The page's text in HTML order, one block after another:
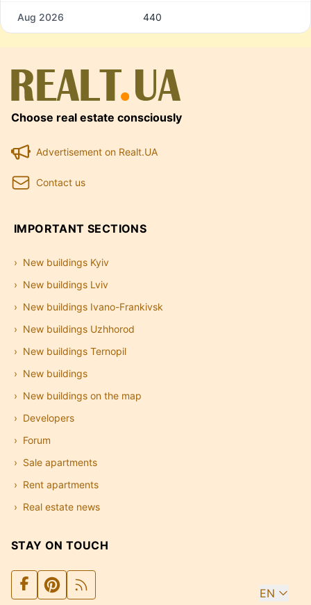
Aug 2026 440
Choose real estate consciously
Advertisement on Realt.UA
Contact us
IMPORTANT SECTIONS
New buildings Kyiv
New buildings Lviv
New buildings Ivano-Frankivsk
New buildings Uzhhorod
New buildings Ternopil
New buildings
New buildings on the map
Developers
Forum
Sale apartments
Rent apartments
Real estate news
STAY ON TOUCH
EN